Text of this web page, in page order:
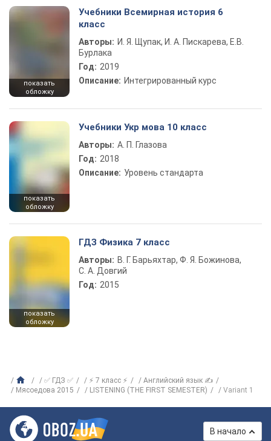
показать
обложку
Учебники Всемирная история 6
класс
Авторы: И. Я. Щупак, И. А. Пискарева, Е.В.
Бурлака
Год: 2019
Описание: Интегрированный курс
показать
обложку
Учебники Укр мова 10 класс
Авторы: А. П. Глазова
Год: 2018
Описание: Уровень стандарта
показать
обложку
ГДЗ Физика 7 класс
Авторы: В. Г. Барьяхтар, Ф. Я. Божинова,
С. А. Довгий
Год: 2015
✅ ГДЗ ✅ ⚡ 7 класс ⚡
Английский язык ✍
Мясоедова 2015
LISTENING (THE FIRST SEMESTER) Variant 1
В начало